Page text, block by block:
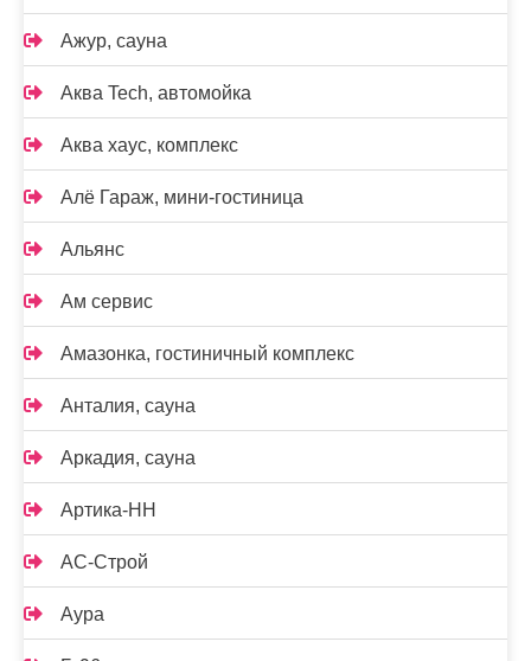
Ажур, сауна
Аква Tech, автомойка
Аква хаус, комплекс
Алё Гараж, мини-гостиница
Альянс
Ам сервис
Амазонка, гостиничный комплекс
Анталия, сауна
Аркадия, сауна
Артика-НН
АС-Строй
Аура